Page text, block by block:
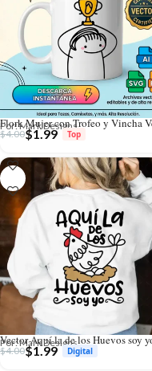
Por: Mark Designs
$4.00$1.99
Por: Mark Designs
$4.00$1.99